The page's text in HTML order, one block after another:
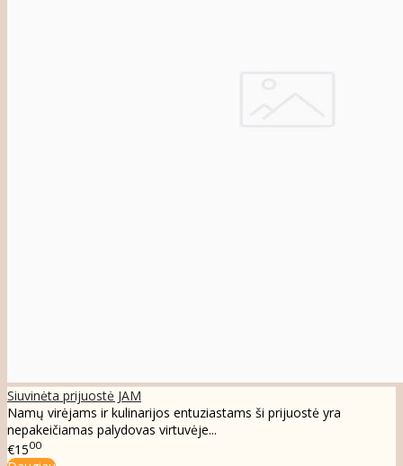
Siuvinėta prijuostė JAM
Namų virėjams ir kulinarijos entuziastams ši prijuostė yra
nepakeičiamas palydovas virtuvėje...
€1500